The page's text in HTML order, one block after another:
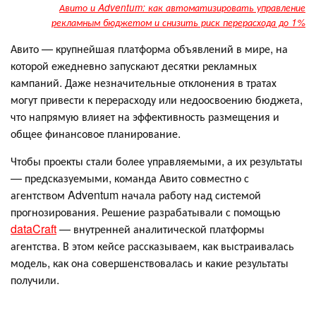
Авито и Adventum: как автоматизировать управление
рекламным бюджетом и снизить риск перерасхода до 1%
Авито — крупнейшая платформа объявлений в мире, на
которой ежедневно запускают десятки рекламных
кампаний. Даже незначительные отклонения в тратах
могут привести к перерасходу или недоосвоению бюджета,
что напрямую влияет на эффективность размещения и
общее финансовое планирование.
Чтобы проекты стали более управляемыми, а их результаты
— предсказуемыми, команда Авито совместно с
агентством Adventum начала работу над системой
прогнозирования. Решение разрабатывали с помощью
dataCraft— внутренней аналитической платформы
агентства. В этом кейсе рассказываем, как выстраивалась
модель, как она совершенствовалась и какие результаты
получили.